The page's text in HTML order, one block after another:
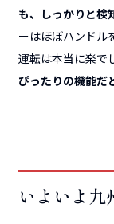
も、しっかりと検
ーはほぼハンドル
運転は本当に楽で
ぴったりの機能だ
いよいよ